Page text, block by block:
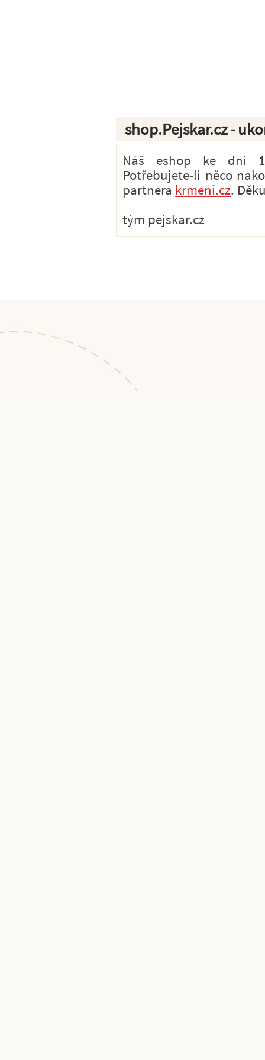
shop.Pejskar.cz -
Náš eshop ke dni
Potřebujete-li něco
partnera krmeni.cz.
tým pejskar.cz